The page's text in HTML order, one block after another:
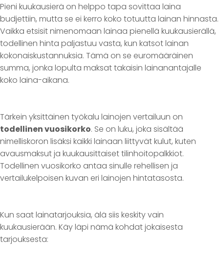
Pieni kuukausierä on helppo tapa sovittaa laina
budjettiin, mutta se ei kerro koko totuutta lainan hinnasta.
Vaikka etsisit nimenomaan lainaa pienellä kuukausierällä,
todellinen hinta paljastuu vasta, kun katsot lainan
kokonaiskustannuksia. Tämä on se euromääräinen
summa, jonka lopulta maksat takaisin lainanantajalle
koko laina-aikana.
Tärkein yksittäinen työkalu lainojen vertailuun on
todellinen vuosikorko. Se on luku, joka sisältää
nimelliskoron lisäksi kaikki lainaan liittyvät kulut, kuten
avausmaksut ja kuukausittaiset tilinhoitopalkkiot.
Todellinen vuosikorko antaa sinulle rehellisen ja
vertailukelpoisen kuvan eri lainojen hintatasosta.
Kun saat lainatarjouksia, älä siis keskity vain
kuukausierään. Käy läpi nämä kohdat jokaisesta
tarjouksesta: